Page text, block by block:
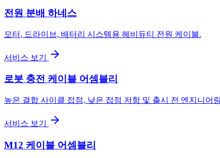
전원 분배 하네스
모터, 드라이브, 배터리 시스템용 헤비듀티 전원 케이블.
서비스 보기
로봇 충전 케이블 어셈블리
높은 결합 사이클 접점, 낮은 접점 저항 및 출시 전 엔지니
서비스 보기
M12 케이블 어셈블리